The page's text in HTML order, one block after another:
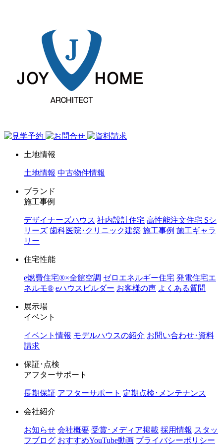
土地情報
土地情報 中古物件情報
ブランド
施工事例
デザイナーズハウス 社内設計住宅 高性能注文住宅 Sシ
リーズ 歯科医院･クリニック建築 施工事例 施工ギャラ
リー
住宅性能
e燃費住宅®︎×全館空調 ゼロエネルギー住宅 発電住宅エ
ネルモ®︎ eハウスビルダー お客様の声 よくある質問
展示場
イベント
イベント情報 モデルハウスの紹介 お問い合わせ･資料
請求
保証･点検
アフターサポート
長期保証 アフターサポート 定期点検･メンテナンス
会社紹介
お知らせ 会社概要 受賞･メディア掲載 採用情報 スタッ
フブログ おすすめYouTube動画 プライバシーポリシー